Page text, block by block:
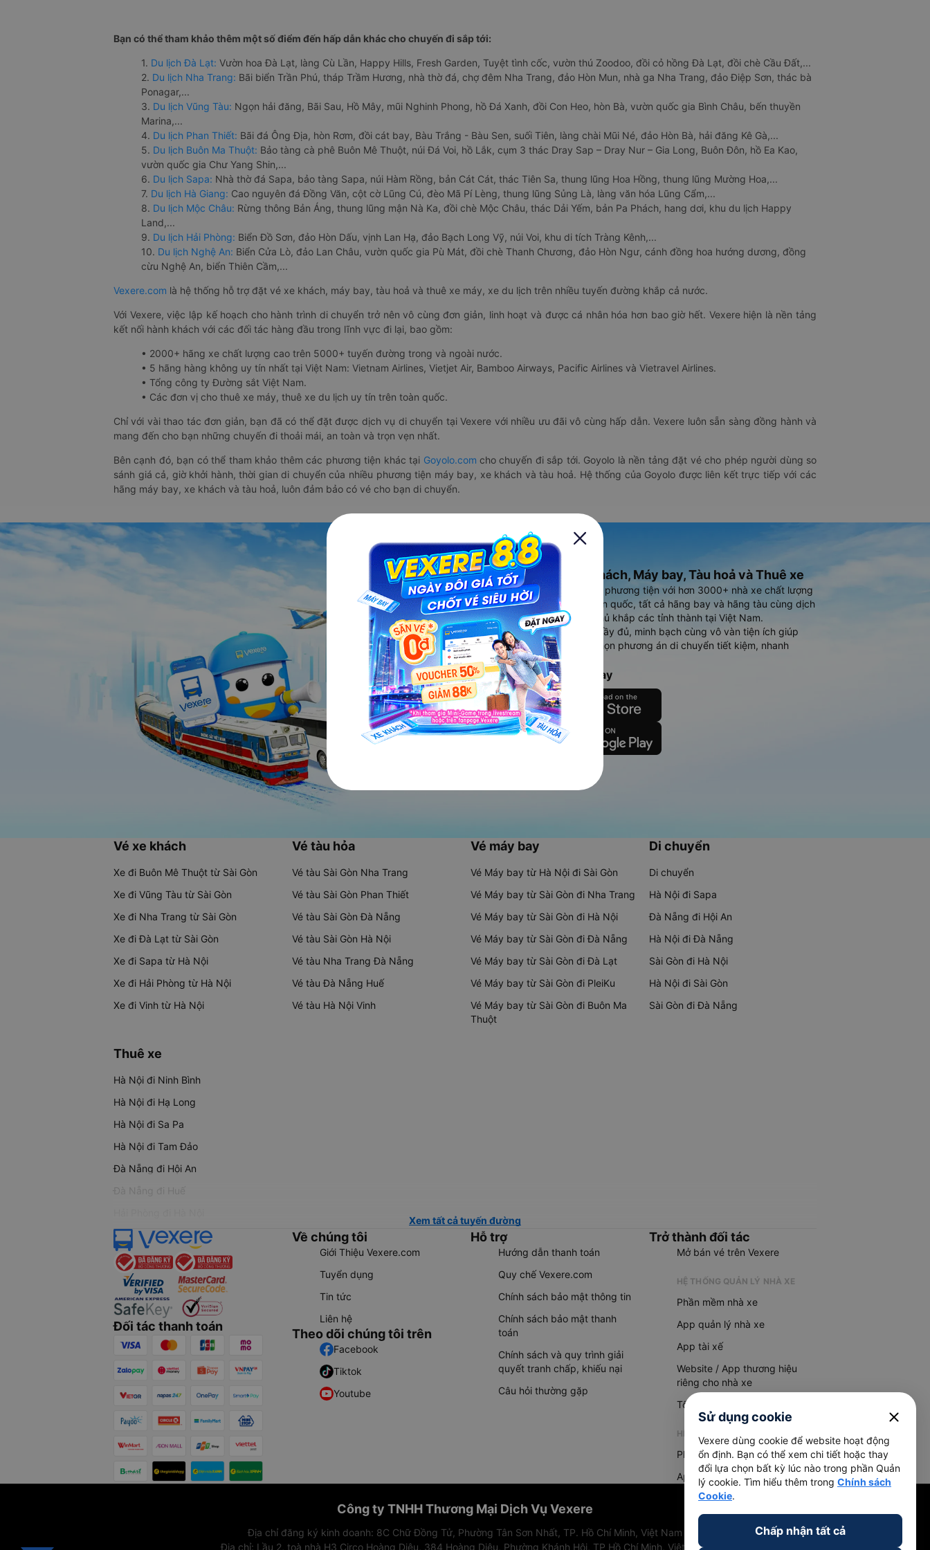
Bạn có thể tham khảo thêm một số điểm đến hấp dẫn khác cho chuyến đi sắp tới:
1. Du lịch Đà Lạt: Vườn hoa Đà Lạt, làng Cù Lần, Happy Hills, Fresh Garden, Tuyệt tình cốc, vườn thú Zoodoo, đồi cỏ hồng Đà Lạt, đồi chè Cầu Đất,...
2. Du lịch Nha Trang: Bãi biển Trần Phú, tháp Trầm Hương, nhà thờ đá, chợ đêm Nha Trang, đảo Hòn Mun, nhà ga Nha Trang, đảo Điệp Sơn, thác bà
Ponagar,...
3. Du lịch Vũng Tàu: Ngọn hải đăng, Bãi Sau, Hồ Mây, mũi Nghinh Phong, hồ Đá Xanh, đồi Con Heo, hòn Bà, vườn quốc gia Bình Châu, bến thuyền
Marina,...
4. Du lịch Phan Thiết: Bãi đá Ông Địa, hòn Rơm, đồi cát bay, Bàu Trắng - Bàu Sen, suối Tiên, làng chài Mũi Né, đảo Hòn Bà, hải đăng Kê Gà,...
5. Du lịch Buôn Ma Thuột: Bảo tàng cà phê Buôn Mê Thuột, núi Đá Voi, hồ Lắk, cụm 3 thác Dray Sap – Dray Nur – Gia Long, Buôn Đôn, hồ Ea Kao,
vườn quốc gia Chư Yang Shin,...
6. Du lịch Sapa: Nhà thờ đá Sapa, bảo tàng Sapa, núi Hàm Rồng, bản Cát Cát, thác Tiên Sa, thung lũng Hoa Hồng, thung lũng Mường Hoa,...
7. Du lịch Hà Giang: Cao nguyên đá Đồng Văn, cột cờ Lũng Cú, đèo Mã Pí Lèng, thung lũng Sủng Là, làng văn hóa Lũng Cẩm,...
8. Du lịch Mộc Châu: Rừng thông Bản Áng, thung lũng mận Nà Ka, đồi chè Mộc Châu, thác Dải Yếm, bản Pa Phách, hang dơi, khu du lịch Happy
Land,...
9. Du lịch Hải Phòng: Biển Đồ Sơn, đảo Hòn Dấu, vịnh Lan Hạ, đảo Bạch Long Vỹ, núi Voi, khu di tích Tràng Kênh,...
10. Du lịch Nghệ An: Biển Cửa Lò, đảo Lan Châu, vườn quốc gia Pù Mát, đồi chè Thanh Chương, đảo Hòn Ngư, cánh đồng hoa hướng dương, đồng
cừu Nghệ An, biển Thiên Cầm,...
Vexere.com là hệ thống hỗ trợ đặt vé xe khách, máy bay, tàu hoả và thuê xe máy, xe du lịch trên nhiều tuyến đường khắp cả nước.
Với Vexere, việc lập kế hoạch cho hành trình di chuyển trở nên vô cùng đơn giản, linh hoạt và được cá nhân hóa hơn bao giờ hết. Vexere hiện là nền tảng
kết nối hành khách với các đối tác hàng đầu trong lĩnh vực đi lại, bao gồm:
• 2000+ hãng xe chất lượng cao trên 5000+ tuyến đường trong và ngoài nước.
• 5 hãng hàng không uy tín nhất tại Việt Nam: Vietnam Airlines, Vietjet Air, Bamboo Airways, Pacific Airlines và Vietravel Airlines.
• Tổng công ty Đường sắt Việt Nam.
• Các đơn vị cho thuê xe máy, thuê xe du lịch uy tín trên toàn quốc.
Chỉ với vài thao tác đơn giản, bạn đã có thể đặt được dịch vụ di chuyển tại Vexere với nhiều ưu đãi vô cùng hấp dẫn. Vexere luôn sẵn sàng đồng hành và
mang đến cho bạn những chuyến đi thoải mái, an toàn và trọn vẹn nhất.
Bên cạnh đó, bạn có thể tham khảo thêm các phương tiện khác tại Goyolo.com cho chuyến đi sắp tới. Goyolo là nền tảng đặt vé cho phép người dùng so
sánh giá cả, giờ khởi hành, thời gian di chuyển của nhiều phương tiện máy bay, xe khách và tàu hoả. Hệ thống của Goyolo được liên kết trực tiếp với các
hãng máy bay, xe khách và tàu hoả, luôn đảm bảo có vé cho bạn di chuyển.
Ứng dụng đặt vé Xe khách, Máy bay, Tàu hoả và Thuê xe
Vexere - ứng dụng đặt vé đa phương tiện với hơn 3000+ nhà xe chất lượng
cao, 5000+ tuyến đường toàn quốc, tất cả hãng bay và hãng tàu cùng dịch
vụ thuê xe máy, xe du lịch phủ khắp các tỉnh thành tại Việt Nam.
Ứng dụng hiển thị thông tin đầy đủ, minh bạch cùng vô vàn tiện ích giúp
người dùng so sánh và lựa chọn phương án di chuyển tiết kiệm, nhanh
chóng và phù hợp nhất.
Tải ứng dụng Vexere ngay
Vé xe khách
Xe đi Buôn Mê Thuột từ Sài Gòn
Xe đi Vũng Tàu từ Sài Gòn
Xe đi Nha Trang từ Sài Gòn
Xe đi Đà Lạt từ Sài Gòn
Xe đi Sapa từ Hà Nội
Xe đi Hải Phòng từ Hà Nội
Xe đi Vinh từ Hà Nội
Vé tàu hỏa
Vé tàu Sài Gòn Nha Trang
Vé tàu Sài Gòn Phan Thiết
Vé tàu Sài Gòn Đà Nẵng
Vé tàu Sài Gòn Hà Nội
Vé tàu Nha Trang Đà Nẵng
Vé tàu Đà Nẵng Huế
Vé tàu Hà Nội Vinh
Vé máy bay
Vé Máy bay từ Hà Nội đi Sài Gòn
Vé Máy bay từ Sài Gòn đi Nha Trang
Vé Máy bay từ Sài Gòn đi Hà Nội
Vé Máy bay từ Sài Gòn đi Đà Nẵng
Vé Máy bay từ Sài Gòn đi Đà Lạt
Vé Máy bay từ Sài Gòn đi PleiKu
Vé Máy bay từ Sài Gòn đi Buôn Ma
Thuột
Di chuyển
Di chuyển
Hà Nội đi Sapa
Đà Nẵng đi Hội An
Hà Nội đi Đà Nẵng
Sài Gòn đi Hà Nội
Hà Nội đi Sài Gòn
Sài Gòn đi Đà Nẵng
Thuê xe
Hà Nội đi Ninh Bình
Hà Nội đi Hạ Long
Hà Nội đi Sa Pa
Hà Nội đi Tam Đảo
Đà Nẵng đi Hội An
Đà Nẵng đi Huế
Xem tất cả tuyến đường
Đối tác thanh toán
Về chúng tôi
Giới Thiệu Vexere.com
Tuyển dụng
Tin tức
Liên hệ
Theo dõi chúng tôi trên
Facebook
Tiktok
Youtube
Hỗ trợ
Hướng dẫn thanh toán
Quy chế Vexere.com
Chính sách bảo mật thông tin
Chính sách bảo mật thanh
toán
Chính sách và quy trình giải
quyết tranh chấp, khiếu nại
Câu hỏi thường gặp
Trở thành đối tác
Mở bán vé trên Vexere
HỆ THỐNG QUẢN LÝ NHÀ XE
Phần mềm nhà xe
App quản lý nhà xe
App tài xế
Website / App thương hiệu
riêng cho nhà xe
Tổng đài AI
HỆ THỐNG QUẢN LÝ HÀNG HOÁ
Phần mềm quản lý hàng hoá
App quản lý hàng hoá
Công ty TNHH Thương Mại Dịch Vụ Vexere
Địa chỉ đăng ký kinh doanh: 8C Chữ Đồng Tử, Phường Tân Sơn Nhất, TP. Hồ Chí Minh, Việt Nam
Địa chỉ: Lầu 2, toà nhà H3 Circo Hoàng Diệu, 384 Hoàng Diệu, Phường Khánh Hội, TP Hồ Chí Minh, Việt Nam
Sử dụng cookie close
Vexere dùng cookie để website hoạt động
ổn định. Bạn có thể xem chi tiết hoặc thay
đổi lựa chọn bất kỳ lúc nào trong phần Quản
lý cookie. Tìm hiểu thêm trong Chính sách
Cookie.
Chấp nhận tất cả